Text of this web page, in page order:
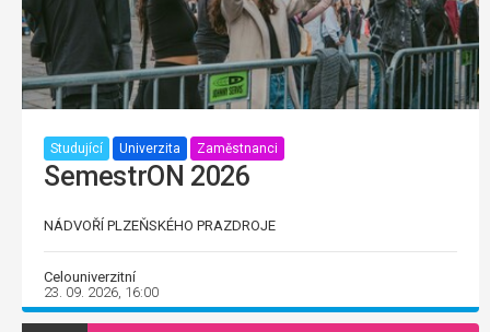
Studující Univerzita Zaměstnanci
SemestrON 2026
NÁDVOŘÍ PLZEŇSKÉHO PRAZDROJE
Celouniverzitní
23. 09. 2026, 16:00